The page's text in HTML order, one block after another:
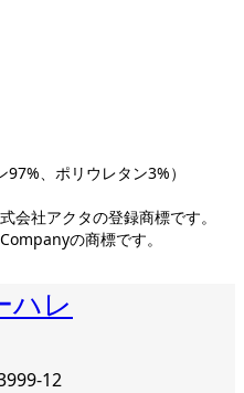
、ポリウレタン3%）
社アクタの登録商標です。
の商標です。
ハレ
12